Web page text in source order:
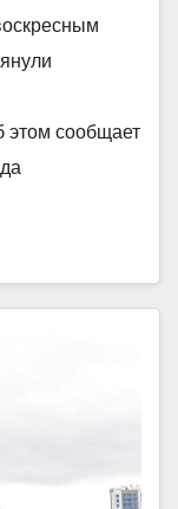
этом сообщает